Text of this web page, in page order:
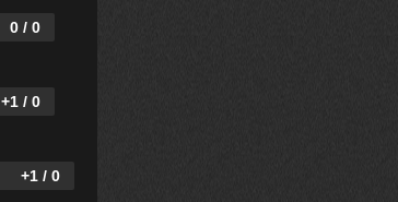
0 / 0
+1 / 0
+1 / 0